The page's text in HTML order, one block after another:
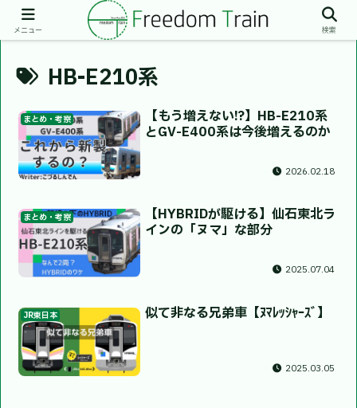
HB-E210系
まとめ・考察
【もう増えない!?】HB-E210系
とGV-E400系は今後増えるのか
2026.02.18
まとめ・考察
【HYBRIDが駆ける】仙石東北ラ
インの「ヌマ」な部分
2025.07.04
JR東日本 似て非なる兄弟車【ﾇﾏﾚｯｼｬｰｽﾞ】
2025.03.05
メニュー 検索